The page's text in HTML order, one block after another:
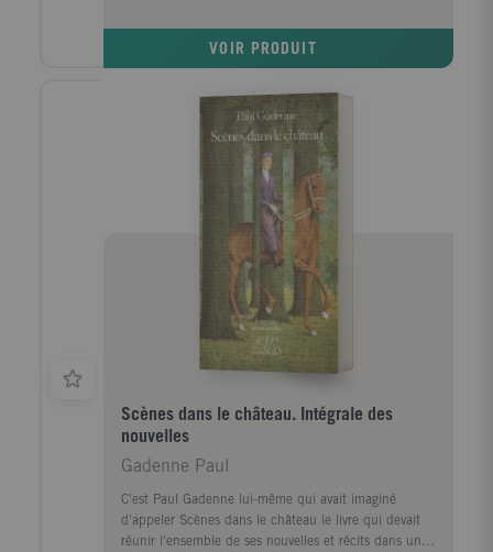
constitutifs d'une ?uvre. H. N.
VOIR PRODUIT
Scènes dans le château. Intégrale des
nouvelles
Gadenne Paul
C'est Paul Gadenne lui-même qui avait imaginé
d'appeler Scènes dans le château le livre qui devait
réunir l'ensemble de ses nouvelles et récits dans un